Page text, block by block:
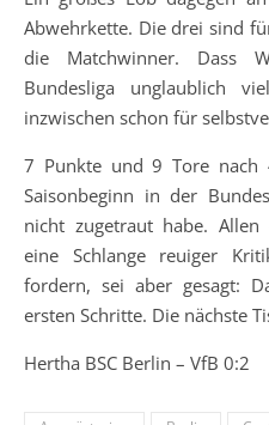
Abwehrkette. Die drei sind
die Matchwinner. Dass
Bundesliga unglaublich
inzwischen schon für
7 Punkte und 9 Tore nach
Saisonbeginn in der
nicht zugetraut habe.
eine Schlange reuiger
fordern, sei aber gesagt:
ersten Schritte. Die nächste
Hertha BSC Berlin – VfB 0:2